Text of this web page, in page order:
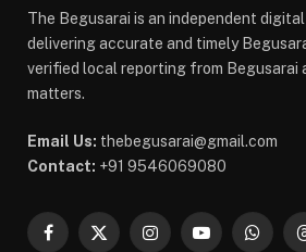
The Begusarai is an independent
delivering accurate and timely
verified local reporting from Begusarai
matters.
Email Us: thebegusarai@gmail.com
Contact: +91 9546069080
Facebook
X
InstagramYouTube